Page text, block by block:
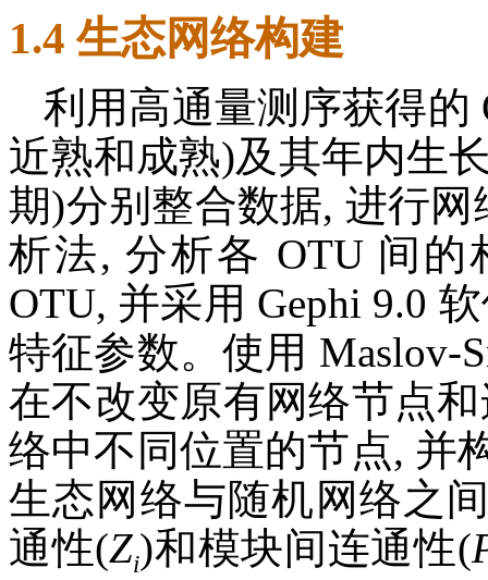
1.4 生态网络构建
利用高通量测序获得的
近熟和成熟)及其年内生
期)分别整合数据, 进行网
析法, 分析各 OTU 间
OTU, 并采用 Gephi 9.0
特征参数。使用 Maslov-
在不改变原有网络节点
络中不同位置的节点, 并
生态网络与随机网络之
通性(Zi)和模块间连通性(